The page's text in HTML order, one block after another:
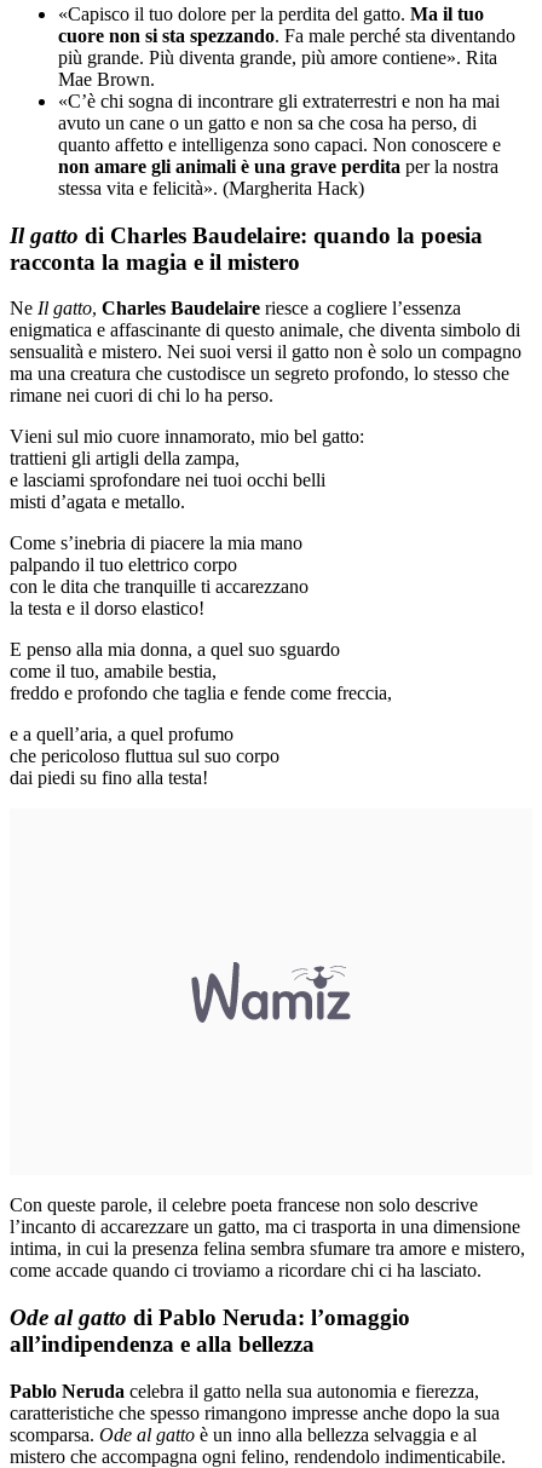
«Capisco il tuo dolore per la perdita del gatto. Ma il tuo
cuore non si sta spezzando. Fa male perché sta diventando
più grande. Più diventa grande, più amore contiene». Rita
Mae Brown.
«C’è chi sogna di incontrare gli extraterrestri e non ha mai
avuto un cane o un gatto e non sa che cosa ha perso, di
quanto affetto e intelligenza sono capaci. Non conoscere e
non amare gli animali è una grave perdita per la nostra
stessa vita e felicità». (Margherita Hack)
Il gatto di Charles Baudelaire: quando la poesia
racconta la magia e il mistero
Ne Il gatto, Charles Baudelaire riesce a cogliere l’essenza
enigmatica e affascinante di questo animale, che diventa simbolo di
sensualità e mistero. Nei suoi versi il gatto non è solo un compagno
ma una creatura che custodisce un segreto profondo, lo stesso che
rimane nei cuori di chi lo ha perso.
Vieni sul mio cuore innamorato, mio bel gatto:
trattieni gli artigli della zampa,
e lasciami sprofondare nei tuoi occhi belli
misti d’agata e metallo.
Come s’inebria di piacere la mia mano
palpando il tuo elettrico corpo
con le dita che tranquille ti accarezzano
la testa e il dorso elastico!
E penso alla mia donna, a quel suo sguardo
come il tuo, amabile bestia,
freddo e profondo che taglia e fende come freccia,
e a quell’aria, a quel profumo
che pericoloso fluttua sul suo corpo
dai piedi su fino alla testa!
Con queste parole, il celebre poeta francese non solo descrive
l’incanto di accarezzare un gatto, ma ci trasporta in una dimensione
intima, in cui la presenza felina sembra sfumare tra amore e mistero,
come accade quando ci troviamo a ricordare chi ci ha lasciato.
Ode al gatto di Pablo Neruda: l’omaggio
all’indipendenza e alla bellezza
Pablo Neruda celebra il gatto nella sua autonomia e fierezza,
caratteristiche che spesso rimangono impresse anche dopo la sua
scomparsa. Ode al gatto è un inno alla bellezza selvaggia e al
mistero che accompagna ogni felino, rendendolo indimenticabile.